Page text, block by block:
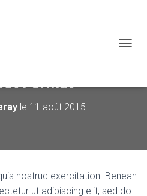
L
V
I
Format
le 11 août 2015
nostrud exercitation. Benean
ut adipiscing elit, sed do